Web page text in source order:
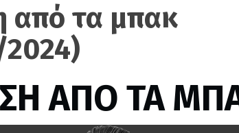
από τα μπακ
ΑΠΟ ΤΑ